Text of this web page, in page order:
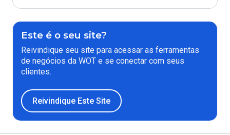
Este é o seu site?
Reivindique seu site para acessar as ferramentas
de negócios da WOT e se conectar com seus
clientes.
Reivindique Este Site